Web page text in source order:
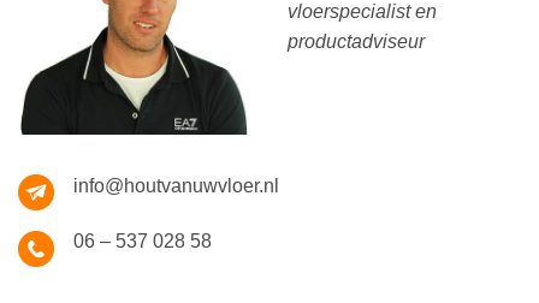
vloerspecialist en
productadviseur
info@houtvanuwvloer.nl
06 – 537 028 58